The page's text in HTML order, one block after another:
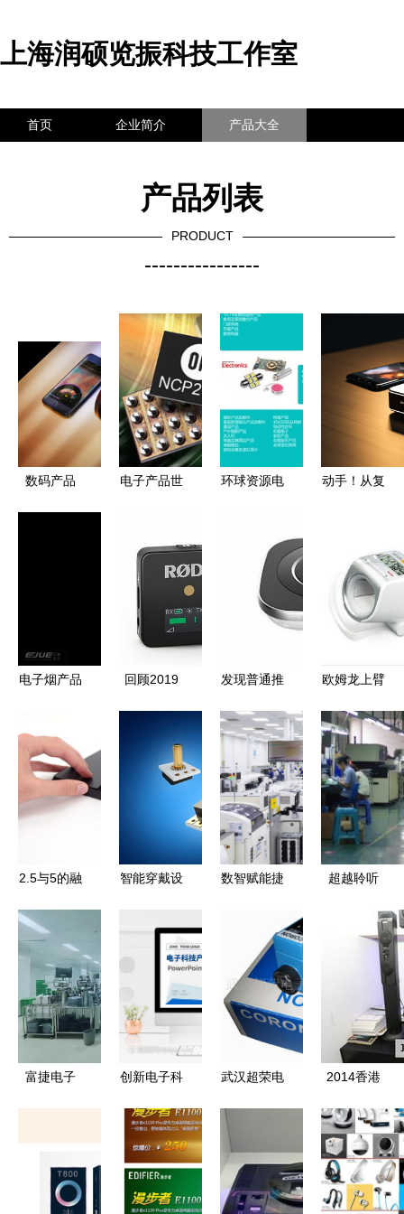
上海润硕览振科技工作室
首页 企业简介 产品大全
产品列表
PRODUCT
----------------
数码产品
电子产品世
活的融合
环球资源电
品纷呈引领
行业潮流
动手！从复
小型创意电
子产品带你
递归生活的
乐与美
电子烟产品
让吸烟不再
有害健康的
创新实践
——怡觉设
回顾2019
钱、养眼、
暖心好用的
发现普通推
子产品设计
中的美学与
实用主义平
衡
欧姆龙上臂
HEM-1020
精准健康的
智能守护者
2.5与5的融
品在世界的
演进与未来
智能穿戴设
从「电子挂
件」到「身
体延伸」
数智赋能捷
电子荣登浙
江省首批先
进级智能工
厂名单，电
子产品线再
升级
超越聆听
响设备的电
子产品核心
富捷电子
产化进程
创新电子科
备展望\n副
标题 驱动
武汉超荣电
感器产品列
表 拓展电
子感知的边
2014香港
耳神音箱美
图赏析，科
技与音质的